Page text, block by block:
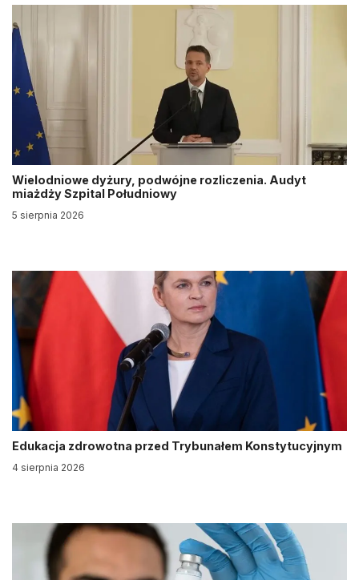
Wielodniowe dyżury, podwójne rozliczenia. Audyt
miażdży Szpital Południowy
5 sierpnia 2026
Edukacja zdrowotna przed Trybunałem Konstytucyjnym
4 sierpnia 2026